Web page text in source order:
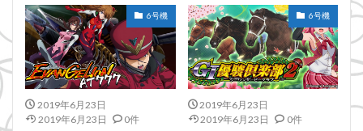
6号機
2019年6月23日
2019年6月23日
0件
6号機
2019年6月23日
2019年6月23日
0件